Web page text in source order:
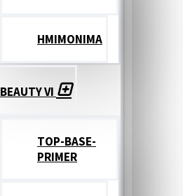
ΗΜΙΜΟΝΙΜΑ
BEAUTY VI
TOP-BASE-
PRIMER